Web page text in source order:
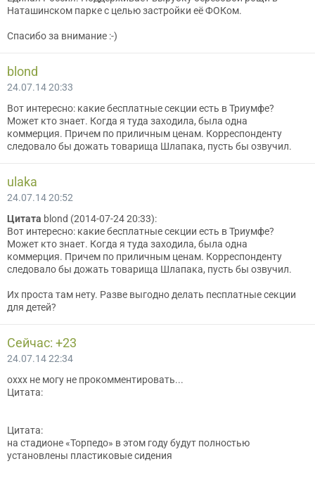
Наташинском парке с целью застройки её ФОКом.
Спасибо за внимание :-)
blond
24.07.14 20:33
Вот интересно: какие бесплатные секции есть в Триумфе?
Может кто знает. Когда я туда заходила, была одна
коммерция. Причем по приличным ценам. Корреспонденту
следовало бы дожать товарища Шлапака, пусть бы озвучил.
ulaka
24.07.14 20:52
Цитата blond (2014-07-24 20:33):
Вот интересно: какие бесплатные секции есть в Триумфе?
Может кто знает. Когда я туда заходила, была одна
коммерция. Причем по приличным ценам. Корреспонденту
следовало бы дожать товарища Шлапака, пусть бы озвучил.
Их проста там нету. Разве выгодно делать песплатные секции
для детей?
Сейчас: +23
24.07.14 22:34
оххх не могу не прокомментировать...
Цитата:
Цитата:
на стадионе «Торпедо» в этом году будут полностью
установлены пластиковые сидения